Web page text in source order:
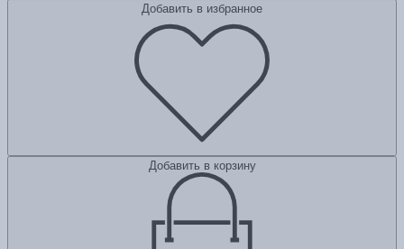
Добавить в избранное
Добавить в корзину